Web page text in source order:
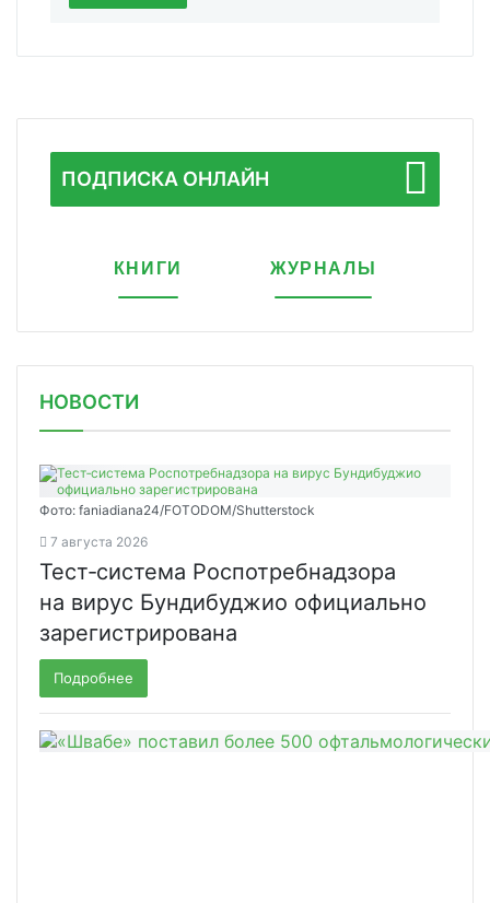
ПОДПИСКА ОНЛАЙН
КНИГИ ЖУРНАЛЫ
НОВОСТИ
Фото: faniadiana24/FOTODOM/Shutterstock
7 августа 2026
Тест‑система Роспотребнадзора
на вирус Бундибуджио официально
зарегистрирована
Подробнее